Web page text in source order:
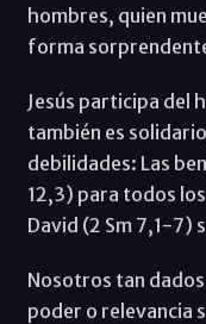
hombres, quien
forma
Jesús participa del
también es
debilidades: Las
12,3) para todos
David (2 Sm 7,1-7)
Nosotros tan
poder o relevancia